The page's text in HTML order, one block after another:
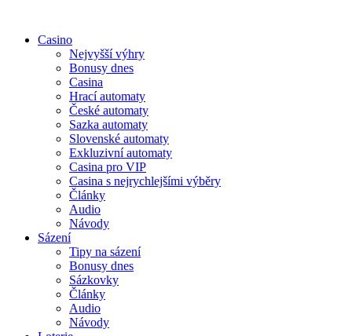
Casino
Nejvyšší výhry
Bonusy dnes
Casina
Hrací automaty
České automaty
Sazka automaty
Slovenské automaty
Exkluzivní automaty
Casina pro VIP
Casina s nejrychlejšími výběry
Články
Audio
Návody
Sázení
Tipy na sázení
Bonusy dnes
Sázkovky
Články
Audio
Návody